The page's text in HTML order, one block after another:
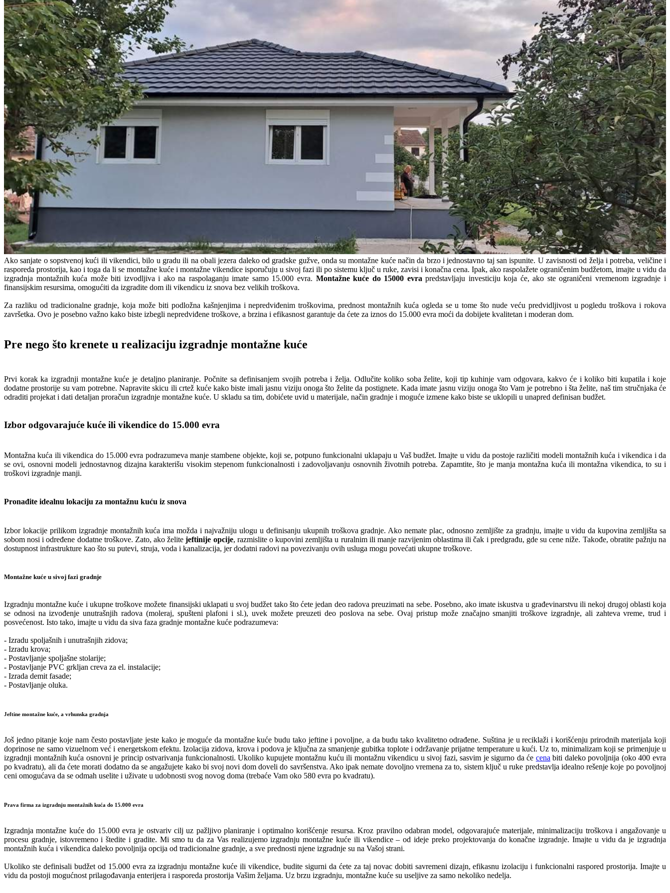
Ako sanjate o sopstvenoj kući ili vikendici, bilo u gradu ili na obali jezera daleko od gradske gužve, onda su montažne kuće način da brzo i jednostavno taj san ispunite. U zavisnosti od želja i potreba, veličine i
rasporeda prostorija, kao i toga da li se montažne kuće i montažne vikendice isporučuju u sivoj fazi ili po sistemu ključ u ruke, zavisi i konačna cena. Ipak, ako raspolažete ograničenim budžetom, imajte u vidu da
izgradnja montažnih kuća može biti izvodljiva i ako na raspolaganju imate samo 15.000 evra. Montažne kuće do 15000 evra predstavljaju investiciju koja će, ako ste ograničeni vremenom izgradnje i
finansijskim resursima, omogućiti da izgradite dom ili vikendicu iz snova bez velikih troškova.
Za razliku od tradicionalne gradnje, koja može biti podložna kašnjenjima i nepredviđenim troškovima, prednost montažnih kuća ogleda se u tome što nude veću predvidljivost u pogledu troškova i rokova
završetka. Ovo je posebno važno kako biste izbegli nepredviđene troškove, a brzina i efikasnost garantuje da ćete za iznos do 15.000 evra moći da dobijete kvalitetan i moderan dom.
Pre nego što krenete u realizaciju izgradnje montažne kuće
Prvi korak ka izgradnji montažne kuće je detaljno planiranje. Počnite sa definisanjem svojih potreba i želja. Odlučite koliko soba želite, koji tip kuhinje vam odgovara, kakvo će i koliko biti kupatila i koje
dodatne prostorije su vam potrebne. Napravite skicu ili crtež kuće kako biste imali jasnu viziju onoga što želite da postignete. Kada imate jasnu viziju onoga što Vam je potrebno i šta želite, naš tim stručnjaka će
odraditi projekat i dati detaljan proračun izgradnje montažne kuće. U skladu sa tim, dobićete uvid u materijale, način gradnje i moguće izmene kako biste se uklopili u unapred definisan budžet.
Izbor odgovarajuće kuće ili vikendice do 15.000 evra
Montažna kuća ili vikendica do 15.000 evra podrazumeva manje stambene objekte, koji se, potpuno funkcionalni uklapaju u Vaš budžet. Imajte u vidu da postoje različiti modeli montažnih kuća i vikendica i da
se ovi, osnovni modeli jednostavnog dizajna karakterišu visokim stepenom funkcionalnosti i zadovoljavanju osnovnih životnih potreba. Zapamtite, što je manja montažna kuća ili montažna vikendica, to su i
troškovi izgradnje manji.
Pronađite idealnu lokaciju za montažnu kuću iz snova
Izbor lokacije prilikom izgradnje montažnih kuća ima možda i najvažniju ulogu u definisanju ukupnih troškova gradnje. Ako nemate plac, odnosno zemljište za gradnju, imajte u vidu da kupovina zemljišta sa
sobom nosi i određene dodatne troškove. Zato, ako želitejeftinije opcije, razmislite o kupovini zemljišta u ruralnim ili manje razvijenim oblastima ili čak i predgrađu, gde su cene niže. Takođe, obratite pažnju na
dostupnost infrastrukture kao što su putevi, struja, voda i kanalizacija, jer dodatni radovi na povezivanju ovih usluga mogu povećati ukupne troškove.
Montažne kuće u sivoj fazi gradnje
Izgradnju montažne kuće i ukupne troškove možete finansijski uklapati u svoj budžet tako što ćete jedan deo radova preuzimati na sebe. Posebno, ako imate iskustva u građevinarstvu ili nekoj drugoj oblasti koja
se odnosi na izvođenje unutrašnjih radova (moleraj, spušteni plafoni i sl.), uvek možete preuzeti deo poslova na sebe. Ovaj pristup može značajno smanjiti troškove izgradnje, ali zahteva vreme, trud i
posvećenost. Isto tako, imajte u vidu da siva faza gradnje montažne kuće podrazumeva:
- Izradu spoljašnih i unutrašnjih zidova;
- Izradu krova;
- Postavljanje spoljašne stolarije;
- Postavljanje PVC grkljan creva za el. instalacije;
- Izrada demit fasade;
- Postavljanje oluka.
Jeftine montažne kuće, a vrhunska gradnja
Još jedno pitanje koje nam često postavljate jeste kako je moguće da montažne kuće budu tako jeftine i povoljne, a da budu tako kvalitetno odrađene. Suština je u reciklaži i korišćenju prirodnih materijala koji
doprinose ne samo vizuelnom već i energetskom efektu. Izolacija zidova, krova i podova je ključna za smanjenje gubitka toplote i održavanje prijatne temperature u kući. Uz to, minimalizam koji se primenjuje u
izgradnji montažnih kuća osnovni je princip ostvarivanja funkcionalnosti. Ukoliko kupujete montažnu kuću ili montažnu vikendicu u sivoj fazi, sasvim je sigurno da će cena biti daleko povoljnija (oko 400 evra
po kvadratu), ali da ćete morati dodatno da se angažujete kako bi svoj novi dom doveli do savršenstva. Ako ipak nemate dovoljno vremena za to, sistem ključ u ruke predstavlja idealno rešenje koje po povoljnoj
ceni omogućava da se odmah uselite i uživate u udobnosti svog novog doma (trebaće Vam oko 580 evra po kvadratu).
Prava firma za izgradnju montažnih kuća do 15.000 evra
Izgradnja montažne kuće do 15.000 evra je ostvariv cilj uz pažljivo planiranje i optimalno korišćenje resursa. Kroz pravilno odabran model, odgovarajuće materijale, minimalizaciju troškova i angažovanje u
procesu gradnje, istovremeno i štedite i gradite. Mi smo tu da za Vas realizujemo izgradnju montažne kuće ili vikendice – od ideje preko projektovanja do konačne izgradnje. Imajte u vidu da je izgradnja
montažnih kuća i vikendica daleko povoljnija opcija od tradicionalne gradnje, a sve prednosti njene izgradnje su na Vašoj strani.
Ukoliko ste definisali budžet od 15.000 evra za izgradnju montažne kuće ili vikendice, budite sigurni da ćete za taj novac dobiti savremeni dizajn, efikasnu izolaciju i funkcionalni raspored prostorija. Imajte u
vidu da postoji mogućnost prilagođavanja enterijera i rasporeda prostorija Vašim željama. Uz brzu izgradnju, montažne kuće su useljive za samo nekoliko nedelja.